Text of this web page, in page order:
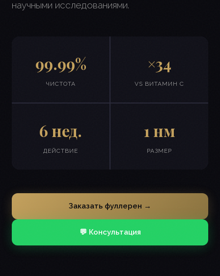
научными исследованиями.
99.99%
ЧИСТОТА
×34
VS ВИТАМИН C
6 нед.
ДЕЙСТВИЕ
1 нм
РАЗМЕР
Заказать фуллерен →
💬 Консультация